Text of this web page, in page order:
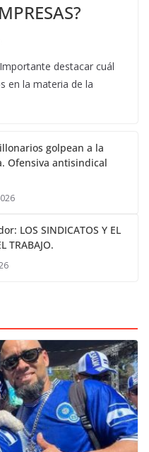
destacar cuál
en la materia de la
golpean a la
Ofensiva antisindical
LOS SINDICATOS Y EL
TRABAJO.